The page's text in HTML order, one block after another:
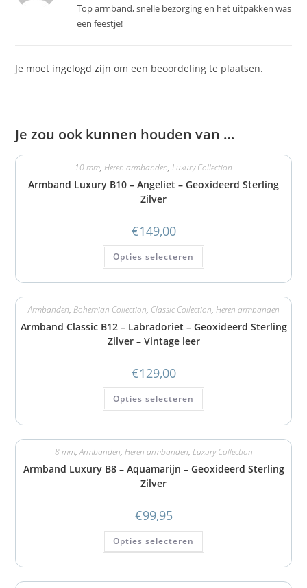
d5uit 5
Top armband, snelle bezorging en het uitpakken was
een feestje!
Je moet ingelogd zijn om een beoordeling te plaatsen.
Je zou ook kunnen houden van …
10 mm, Heren armbanden, Luxury Collection
Armband Luxury B10 – Angeliet – Geoxideerd Sterling
Zilver
€149,00
Opties selecteren
Armbanden, Bohemian Collection, Classic Collection, Heren armbanden
Armband Classic B12 – Labradoriet – Geoxideerd Sterling
Zilver – Vintage leer
€129,00
Opties selecteren
8 mm,Armbanden, Heren armbanden, Luxury Collection
Armband Luxury B8 – Aquamarijn – Geoxideerd Sterling
Zilver
€99,95
Opties selecteren